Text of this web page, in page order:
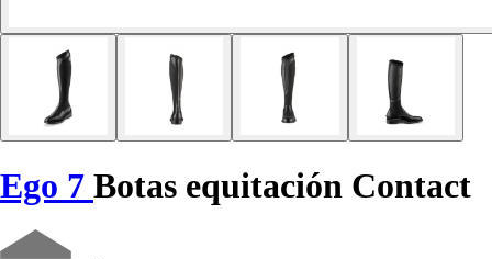
Ego 7 Botas equitación Contact